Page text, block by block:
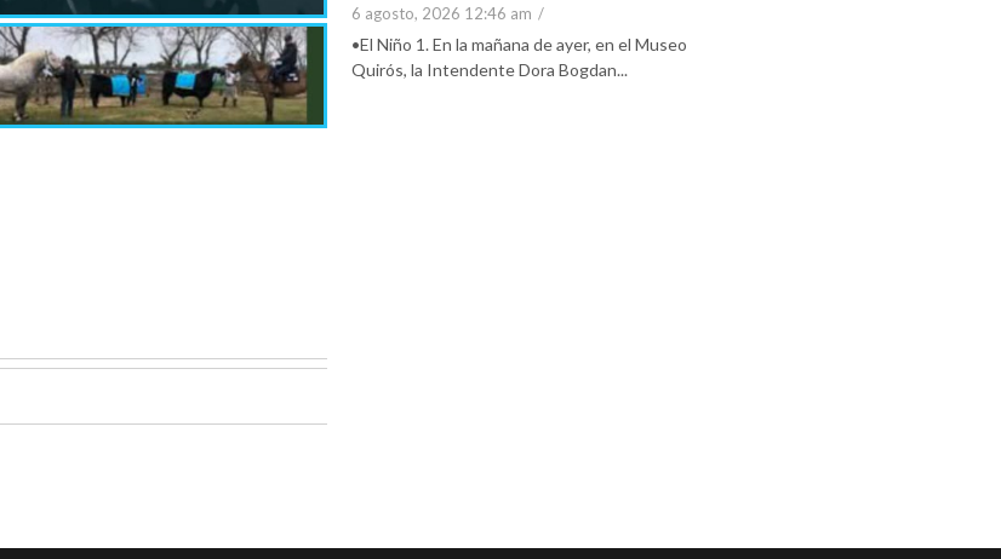
6 agosto, 2026 12:46 am /
•El Niño 1. En la mañana de ayer, en el Museo
Quirós, la Intendente Dora Bogdan...